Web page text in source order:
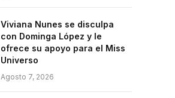
Viviana Nunes se disculpa
con Dominga López y le
ofrece su apoyo para el Miss
Universo
Agosto 7, 2026